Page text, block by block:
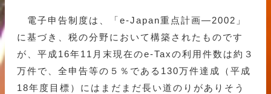
電子申告制度は、「e-Japan重点計画―2002」
に基づき、税の分野において構築されたものです
が、平成16年11月末現在のe-Taxの利用件数は約３
万件で、全申告等の５％である130万件達成（平成
18年度目標）にはまだまだ長い道のりがありそう